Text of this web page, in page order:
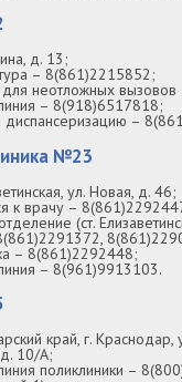
д. 13;
– 8(861)2215852;
неотложных
– 8(918)6517818;
диспансеризацию –
№23
ул. Новая, д. 46;
к врачу –
(ст.
– 8(861)2292448;
– 8(961)9913103.
край, г. Краснодар,
10/А;
поликлиники –